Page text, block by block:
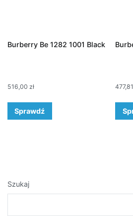
Burberry Be 1282 1001 Black
516,00 zł
Sprawdź
477,81
Szukaj